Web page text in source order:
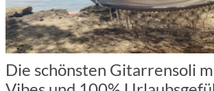
Die schönsten Gitarrensoli